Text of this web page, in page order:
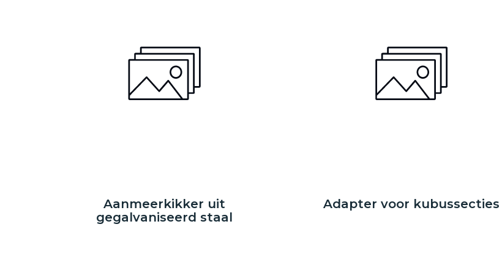
Aanmeerkikker uit
gegalvaniseerd staal
Adapter voor kubussecties